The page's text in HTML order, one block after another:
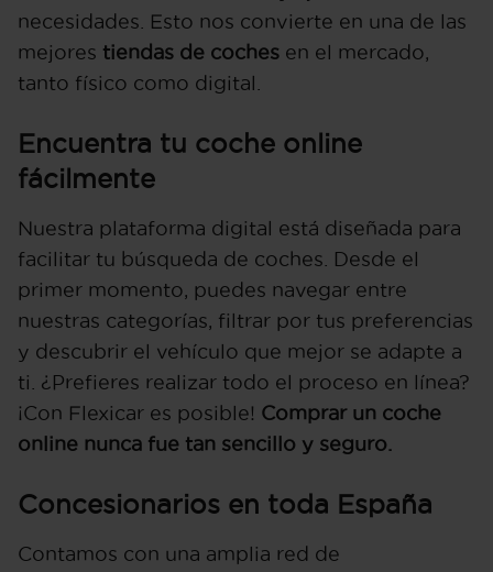
necesidades. Esto nos convierte en una de las
mejores tiendas de coches en el mercado,
tanto físico como digital.
Encuentra tu coche online
fácilmente
Nuestra plataforma digital está diseñada para
facilitar tu búsqueda de coches. Desde el
primer momento, puedes navegar entre
nuestras categorías, filtrar por tus preferencias
y descubrir el vehículo que mejor se adapte a
ti. ¿Prefieres realizar todo el proceso en línea?
¡Con Flexicar es posible! Comprar un coche
online nunca fue tan sencillo y seguro.
Concesionarios en toda España
Contamos con una amplia red de